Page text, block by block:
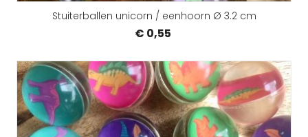
Stuiterballen unicorn / eenhoorn Ø 3.2 cm
€ 0,55